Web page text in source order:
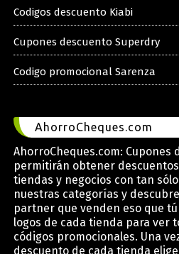
Codigos descuento Kiabi
Cupones descuento Superdry
Codigo promocional Sarenza
AhorroCheques.com
AhorroCheques.com: Cupones
permitirán obtener
tiendas y negocios con tan
nuestras categorías y
partner que venden eso que
logos de cada tienda para ver
códigos promocionales. Una
descuento de cada tienda